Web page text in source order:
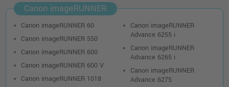
Canon imageRUNNER
Canon imageRUNNER 60
Canon imageRUNNER 550
Canon imageRUNNER 600
Canon imageRUNNER 600 V
Canon imageRUNNER 1018
Canon imageRUNNER
Advance 6255 i
Canon imageRUNNER
Advance 6265 i
Canon imageRUNNER
Advance 6275